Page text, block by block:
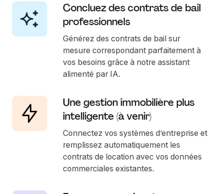
Concluez des contrats de bail
professionnels
Générez des contrats de bail sur
mesure correspondant parfaitement à
vos besoins grâce à notre assistant
alimenté par IA.
Une gestion immobilière plus
intelligente (à venir)
Connectez vos systèmes d’entreprise et
remplissez automatiquement les
contrats de location avec vos données
commerciales existantes.